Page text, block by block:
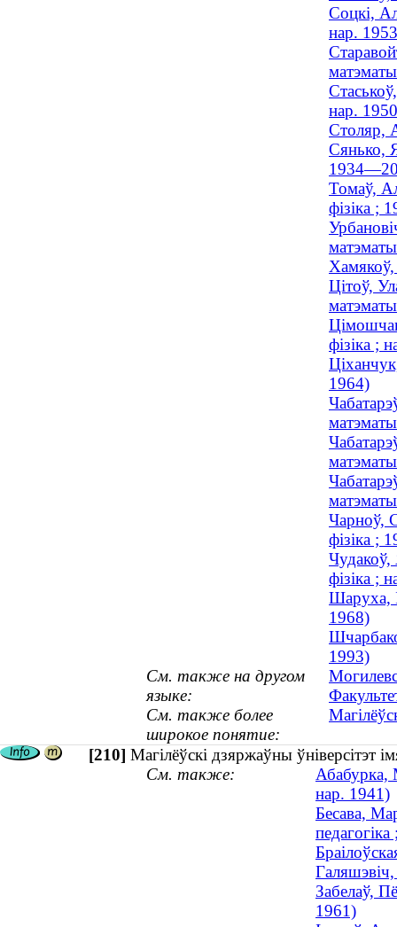
Соцкі,
нар.
нар.
Столяр,
Сянько,
Томаў,
фізіка ;
Хамякоў,
Цiтоў,
фізіка ;
1964)
Чарноў,
фізіка ;
Чудакоў,
фізіка ;
Шаруха,
1968)
1993)
См. также на другом
языке:
См. также более
широкое понятие:
[210] Магілёўскі дзяржаўны ўніверсітэт
См. также:
Абабурка,
нар. 1941)
Бесава,
Забелаў,
1961)